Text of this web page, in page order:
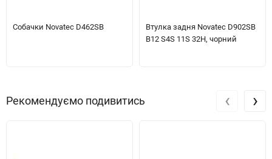
Собачки Novatec D462SB
Втулка задня Novatec D902SB
B12 S4S 11S 32H, чорний
Рекомендуємо подивитись ‹ ›